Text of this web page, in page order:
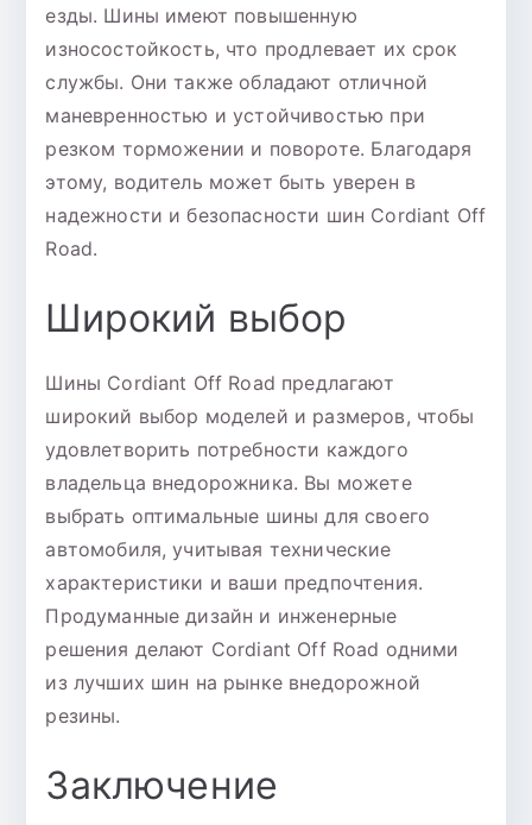
езды. Шины имеют повышенную
износостойкость, что продлевает их срок
службы. Они также обладают отличной
маневренностью и устойчивостью при
резком торможении и повороте. Благодаря
этому, водитель может быть уверен в
надежности и безопасности шин Cordiant Off
Road.
Широкий выбор
Шины Cordiant Off Road предлагают
широкий выбор моделей и размеров, чтобы
удовлетворить потребности каждого
владельца внедорожника. Вы можете
выбрать оптимальные шины для своего
автомобиля, учитывая технические
характеристики и ваши предпочтения.
Продуманные дизайн и инженерные
решения делают Cordiant Off Road одними
из лучших шин на рынке внедорожной
резины.
Заключение